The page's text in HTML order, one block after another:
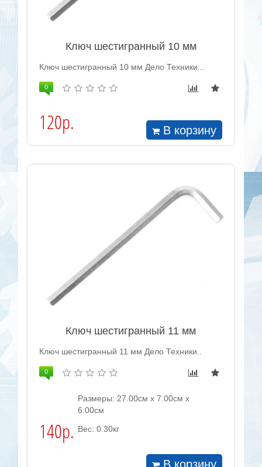
Ключ шестигранный 10 мм
Ключ шестигранный 10 мм Дело Техники...
0
120р. В корзину
Ключ шестигранный 11 мм
Ключ шестигранный 11 мм Дело Техники..
0
140р.
Размеры: 27.00см x 7.00см x
6.00см
Вес: 0.30кг
В корзину